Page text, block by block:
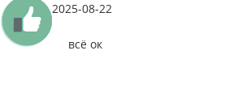
2025-08-22
всё ок